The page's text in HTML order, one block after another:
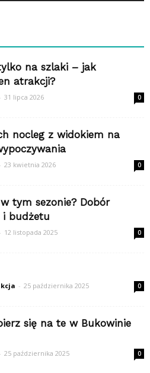
na szlaki – jak
atrakcji?
- 31 lipca 2026 0
nocleg z widokiem na
- 23 kwietnia 2026 0
tym sezonie? Dobór
i budżetu
- 12 listopada 2025 0
- 25 października 2025 0
się na te w Bukowinie
- 25 października 2025 0